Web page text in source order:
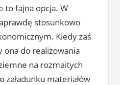
to fajna opcja. W
stosunkowo
Kiedy zaś
ona do realizowania
na rozmaitych
załadunku materiałów